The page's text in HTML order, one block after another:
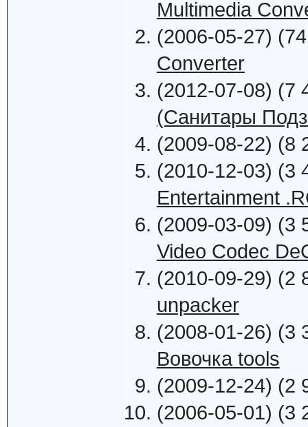
Multimedia
(2006-05-27)
Converter
(2012-07-08) (7
(Санитары
(2009-08-22) (8
(2010-12-03) (3
Entertainment
(2009-03-09) (3
Video Codec
(2010-09-29) (2
unpacker
(2008-01-26) (3
Вовочка tools
(2009-12-24) (2
(2006-05-01) (3